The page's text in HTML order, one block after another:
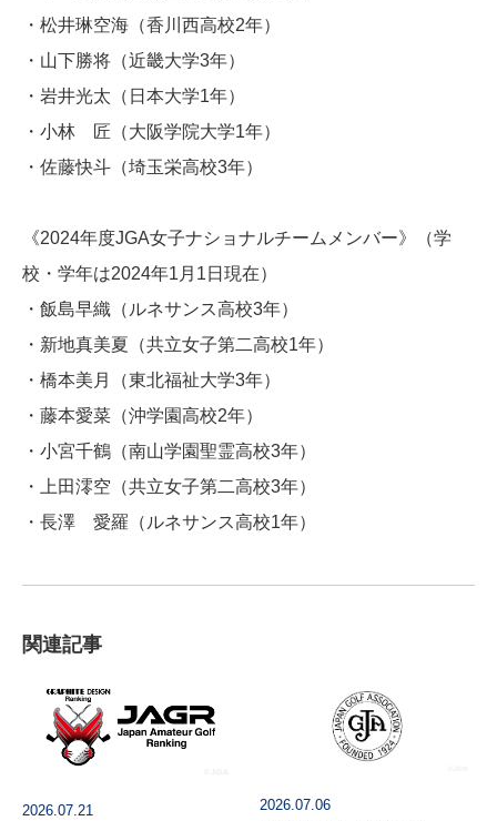
・松井琳空海（香川西高校2年）
・山下勝将（近畿大学3年）
・岩井光太（日本大学1年）
・小林 匠（大阪学院大学1年）
・佐藤快斗（埼玉栄高校3年）
《2024年度JGA女子ナショナルチームメンバー》（学
校・学年は2024年1月1日現在）
・飯島早織（ルネサンス高校3年）
・新地真美夏（共立女子第二高校1年）
・橋本美月（東北福祉大学3年）
・藤本愛菜（沖学園高校2年）
・小宮千鶴（南山学園聖霊高校3年）
・上田澪空（共立女子第二高校3年）
・長澤 愛羅（ルネサンス高校1年）
関連記事
2026.07.21 2026.07.06